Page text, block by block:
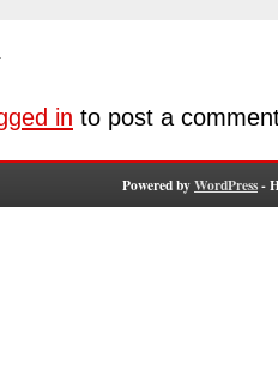
in to post a
Powered byWordPress-